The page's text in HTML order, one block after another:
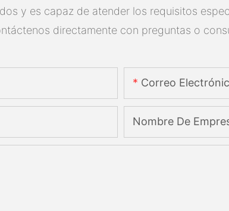
y es capaz de atender los requisitos
directamente con preguntas o
Correo
Nombre De